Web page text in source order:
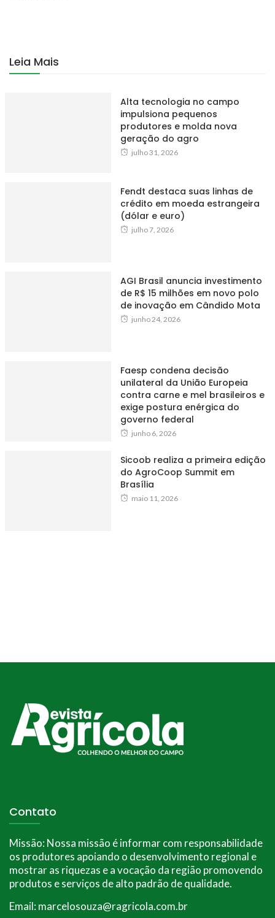
Leia Mais
Alta tecnologia no campo
impulsiona pequenos
produtores e molda nova
geração do agro
julho 31, 2026
Fendt destaca suas linhas de
crédito em moeda estrangeira
(dólar e euro)
julho 7, 2026
AGI Brasil anuncia investimento
de R$ 15 milhões em novo polo
de inovação em Cândido Mota
junho 24, 2026
Faesp condena decisão
unilateral da União Europeia
contra carne e mel brasileiros e
exige postura enérgica do
governo federal
junho 6, 2026
Sicoob realiza a primeira edição
do AgroCoop Summit em
Brasília
maio 11, 2026
Contato
Missão:Nossa missão é informar com responsabilidade
os produtores apoiando o desenvolvimento regional e
mostrar as riquezas e a vocação da região promovendo
produtos e serviços de alto padrão de qualidade.
Email: marcelosouza@ragricola.com.br